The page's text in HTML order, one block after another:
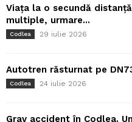
Viața la o secundă
multiple, urmare...
Codlea 29 iulie 2026
Autotren răsturnat pe
Codlea 24 iulie 2026
Grav accident în Codlea.